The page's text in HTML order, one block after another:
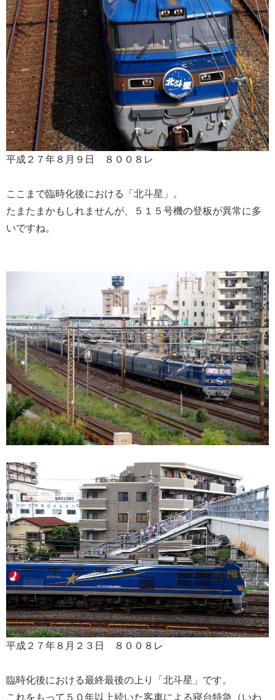
平成２７年８月９日 ８００８レ
ここまで臨時化後における「北斗星」。
たまたまかもしれませんが、５１５号機の登板が異常に多
いですね。
平成２７年８月２３日 ８００８レ
臨時化後における最終最後の上り「北斗星」です。
これをもって５０年以上続いた客車による寝台特急（いわ